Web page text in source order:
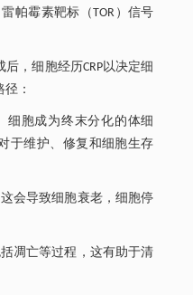
帕霉素靶标（TOR）信号
，细胞经历CRP以决定细
：
细胞成为终末分化的体细
于维护、修复和细胞生存
会导致细胞衰老，细胞停
凋亡等过程，这有助于清